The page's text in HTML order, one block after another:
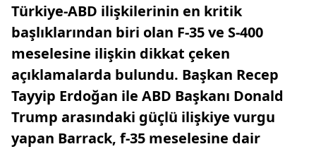
Türkiye-ABD ilişkilerinin en kritik
başlıklarından biri olan F-35 ve S-400
meselesine ilişkin dikkat çeken
açıklamalarda bulundu. Başkan Recep
Tayyip Erdoğan ile ABD Başkanı Donald
Trump arasındaki güçlü ilişkiye vurgu
yapan Barrack, f-35 meselesine dair